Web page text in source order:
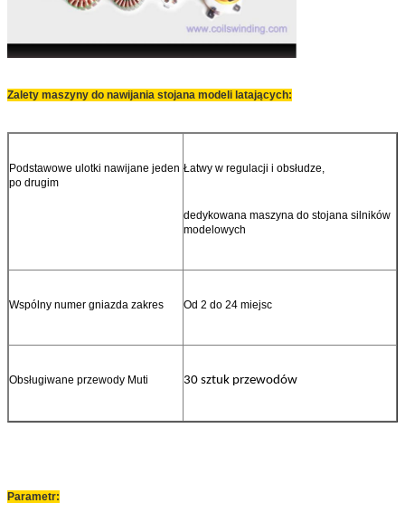
Zalety maszyny do nawijania stojana modeli latających:
Podstawowe ulotki nawijane jeden
po drugim
Łatwy w regulacji i obsłudze,
dedykowana maszyna do stojana silników
modelowych
Wspólny numer gniazda zakres Od 2 do 24 miejsc
Obsługiwane przewody Muti 30 sztuk przewodów
Parametr: